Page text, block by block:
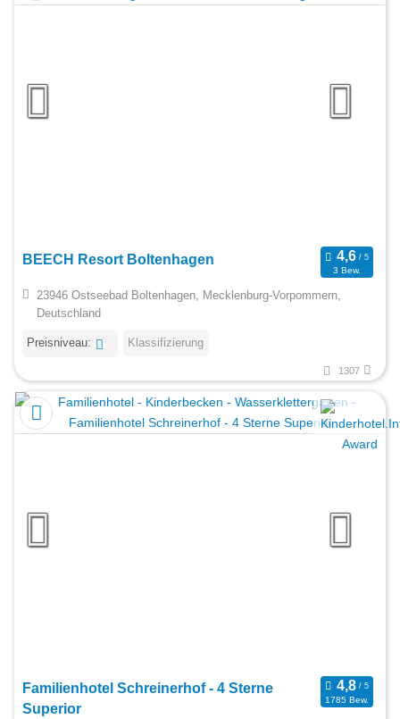
BEECH Resort Boltenhagen
3 Bew.
23946 Ostseebad Boltenhagen, Mecklenburg-Vorpommern,
Deutschland
Preisniveau: Klassifizierung
1307
Familienhotel Schreinerhof - 4 Sterne
Superior
1785 Bew.